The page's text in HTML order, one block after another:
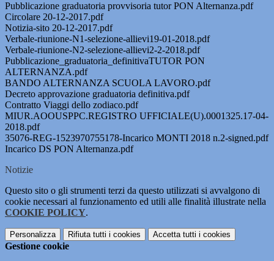
Pubblicazione graduatoria provvisoria tutor PON Alternanza.pdf
Circolare 20-12-2017.pdf
Notizia-sito 20-12-2017.pdf
Verbale-riunione-N1-selezione-allievi19-01-2018.pdf
Verbale-riunione-N2-selezione-allievi2-2-2018.pdf
Pubblicazione_graduatoria_definitivaTUTOR PON
ALTERNANZA.pdf
BANDO ALTERNANZA SCUOLA LAVORO.pdf
Decreto approvazione graduatoria definitiva.pdf
Contratto Viaggi dello zodiaco.pdf
MIUR.AOOUSPPC.REGISTRO UFFICIALE(U).0001325.17-04-
2018.pdf
35076-REG-1523970755178-Incarico MONTI 2018 n.2-signed.pdf
Incarico DS PON Alternanza.pdf
Notizie
Questo sito o gli strumenti terzi da questo utilizzati si avvalgono di
cookie necessari al funzionamento ed utili alle finalità illustrate nella
COOKIE POLICY.
Personalizza Rifiuta tutti i cookies Accetta tutti i cookies
Gestione cookie